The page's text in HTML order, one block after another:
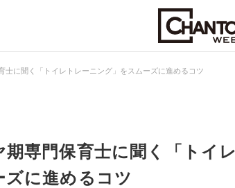
士に聞く「トイレトレーニング」をスムーズに進めるコツ
専門保育士に聞く「トイ
ズに進めるコツ